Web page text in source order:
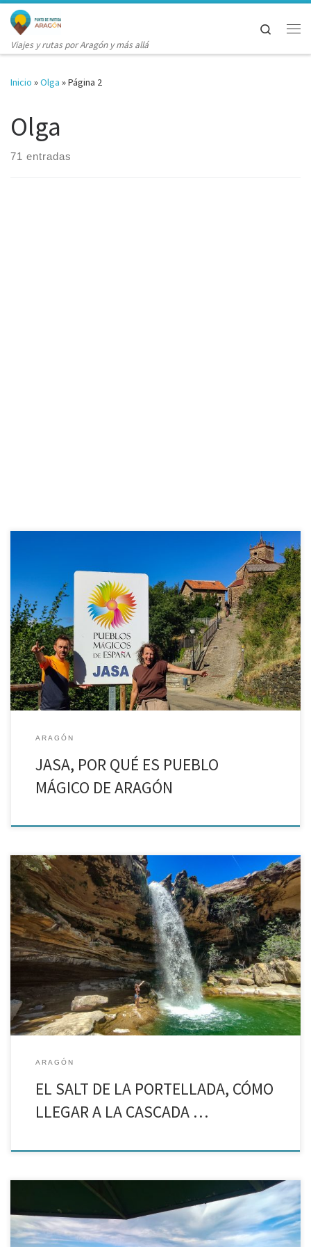
Saltar al contenido
Viajes y rutas por Aragón y más allá
Search
Inicio »Olga »Página 2
Olga
71 entradas
Casas de piedra, calles estrechas, rincones con encanto y un
entorno precioso, así es Jasa. Acabamos de pasar un fin de
semana en este pequeño pueblo de la comarca de la Jacetania y
hemos comprobado por […]
ARAGÓN
JASA, POR QUÉ ES PUEBLO
MÁGICO DE ARAGÓN
El Salt es uno de los entornos naturales más hermosos del
Matarraña, una cascada de 20 metros en el río Tastavins que cae
sobre una poza en la que está permitido el baño, sin duda una
[…]
ARAGÓN
EL SALT DE LA PORTELLADA, CÓMO
LLEGAR A LA CASCADA …